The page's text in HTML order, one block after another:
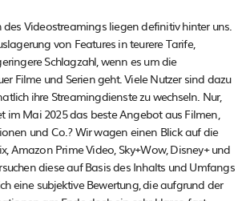
Videostreamings liegen definitiv hinter uns.
von Features in teurere Tarife,
Schlagzahl, wenn es um die
Filme und Serien geht. Viele Nutzer sind dazu
ihre Streamingdienste zu wechseln. Nur,
im Mai 2025 das beste Angebot aus Filmen,
und Co.? Wir wagen einen Blick auf die
Amazon Prime Video, Sky+Wow, Disney+ und
diese auf Basis des Inhalts und Umfangs
eine subjektive Bewertung, die aufgrund der